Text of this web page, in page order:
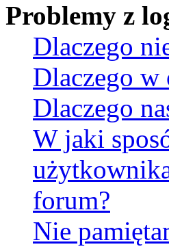
Problemy z
Dlaczego
Dlaczego w
Dlaczego
W jaki
forum?
Nie